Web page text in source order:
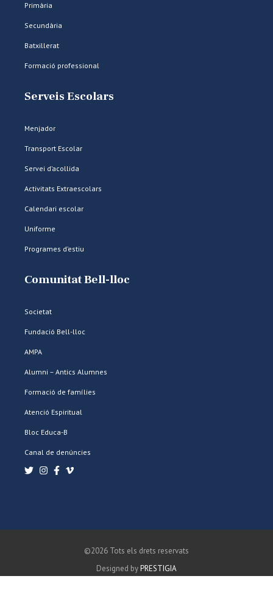
Primària
Secundària
Batxillerat
Formació professional
Serveis Escolars
Menjador
Transport Escolar
Servei d’acollida
Activitats Extraescolars
Calendari escolar
Uniforme
Programes d’estiu
Comunitat Bell-lloc
Societat
Fundació Bell-lloc
AMPA
Alumni – Antics Alumnes
Formació de famílies
Atenció Espiritual
Bloc Educa-B
Canal de denúncies
©2026 Tots els drets reservats
Designed byPRESTIGIA